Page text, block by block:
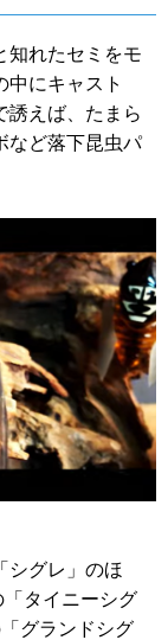
知れたセミをモ
中にキャスト
誘えば、たまら
など落下昆虫パ
シグレ」のほ
タイニーシグ
グランドシグ